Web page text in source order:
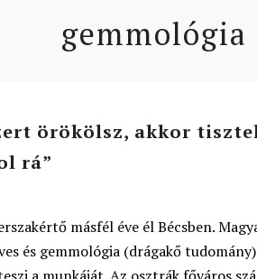
gemmológia
örökölsz, akkor
rá”
másfél éve él Bécsben.
és gemmológia (drágakő